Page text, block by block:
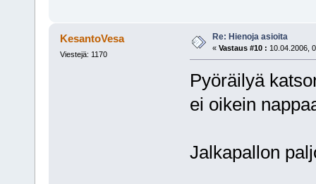
KesantoVesa
Viestejä: 1170
Re: Hienoja asioita
« Vastaus #10 : 10.04.2006,
Pyöräilyä
ei oikein
Jalkapallon